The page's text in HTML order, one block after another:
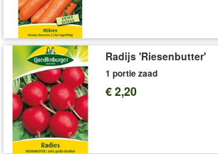
Radijs 'Riesenbutter'
1 portie zaad
€ 2,20